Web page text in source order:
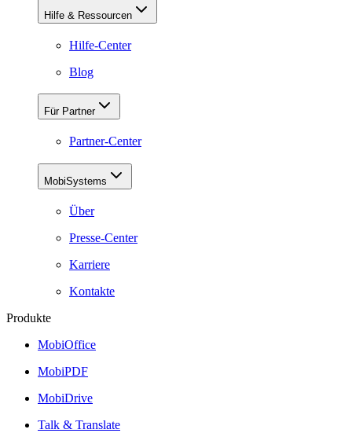
Hilfe & Ressourcen
Hilfe-Center
Blog
Für Partner
Partner-Center
MobiSystems
Über
Presse-Center
Karriere
Kontakte
Produkte
MobiOffice
MobiPDF
MobiDrive
Talk & Translate